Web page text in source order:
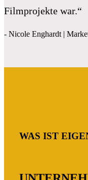
Filmprojekte war.“
- Nicole Enghardt |
WAS IST